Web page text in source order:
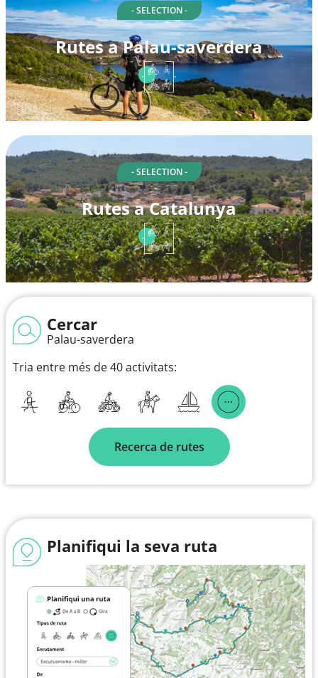
- SELECTION -
Rutes a Palau-saverdera
- SELECTION -
Rutes a Catalunya
Cercar
Palau-saverdera
Tria entre més de 40 activitats:
Recerca de rutes
Planifiqui la seva ruta